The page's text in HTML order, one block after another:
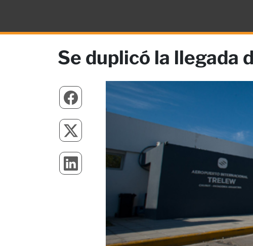
Se duplicó la llegada